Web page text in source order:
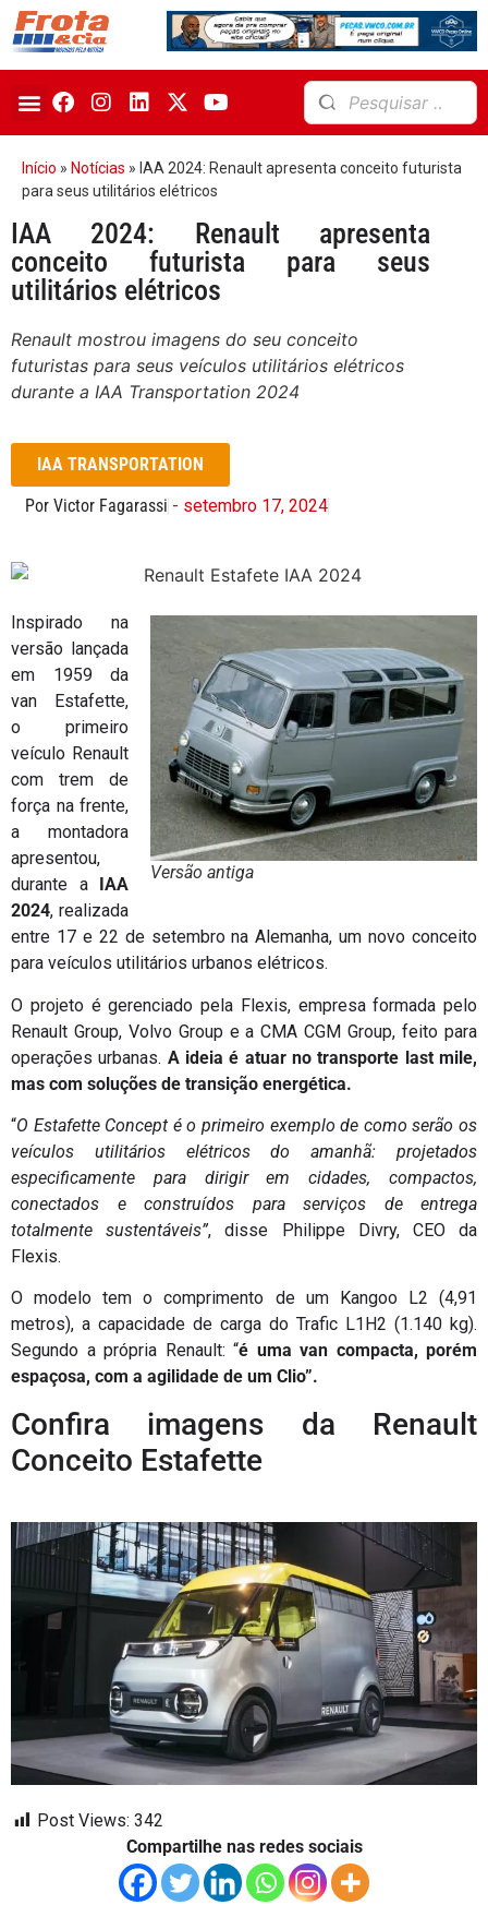
Início » Notícias » IAA 2024: Renault apresenta conceito futurista
para seus utilitários elétricos
IAA 2024: Renault apresenta
conceito futurista para seus
utilitários elétricos
Renault mostrou imagens do seu conceito
futuristas para seus veículos utilitários elétricos
durante a IAA Transportation 2024
IAA TRANSPORTATION
Por Victor Fagarassi - setembro 17, 2024
Versão antiga
Inspirado na
versão lançada
em 1959 da
van Estafette,
o primeiro
veículo Renault
com trem de
força na frente,
a montadora
apresentou,
durante a
IAA
2024, realizada
entre 17 e 22 de setembro na Alemanha, um novo conceito
para veículos utilitários urbanos elétricos.
O projeto é gerenciado pela Flexis, empresa formada pelo
Renault Group, Volvo Group e a CMA CGM Group, feito para
operações urbanas. A ideia é atuar no transporte last mile,
mas com soluções de transição energética.
“O Estafette Concept é o primeiro exemplo de como serão os
veículos utilitários elétricos do amanhã: projetados
especificamente para dirigir em cidades, compactos,
conectados e construídos para serviços de entrega
totalmente sustentáveis”, disse Philippe Divry, CEO da
Flexis.
O modelo tem o comprimento de um Kangoo L2 (4,91
metros), a capacidade de carga do Trafic L1H2 (1.140 kg).
Segundo a própria Renault: “é uma van compacta, porém
espaçosa, com a agilidade de um Clio”.
Confira imagens da Renault
Conceito Estafette
Post Views: 342
Compartilhe nas redes sociais